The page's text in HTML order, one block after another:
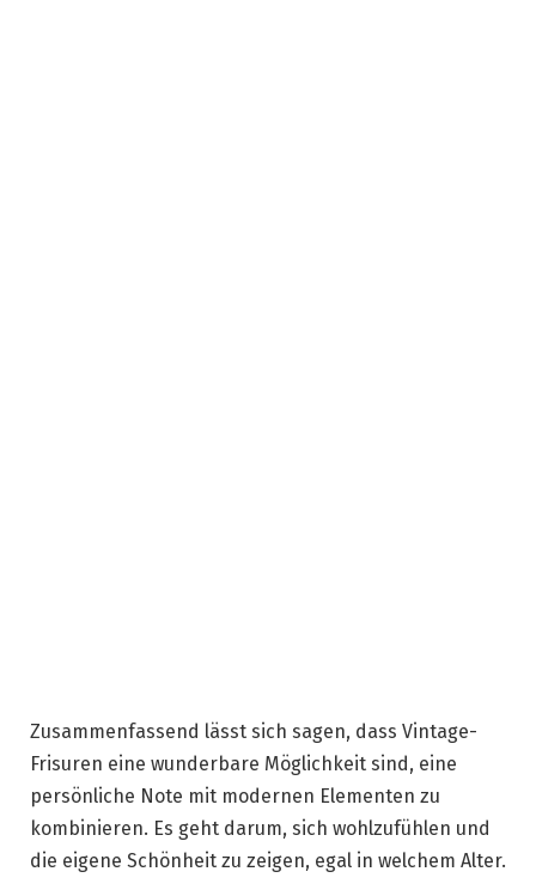
Zusammenfassend lässt sich sagen, dass Vintage-
Frisuren eine wunderbare Möglichkeit sind, eine
persönliche Note mit modernen Elementen zu
kombinieren. Es geht darum, sich wohlzufühlen und
die eigene Schönheit zu zeigen, egal in welchem Alter.